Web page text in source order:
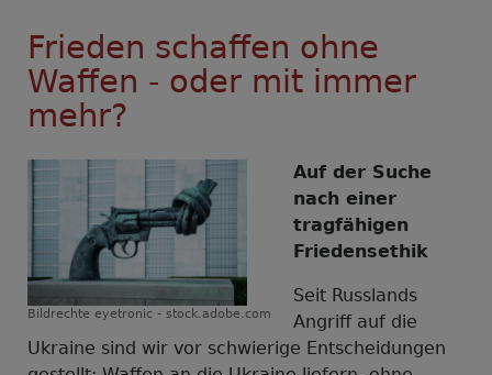
Frieden schaffen ohne
Waffen - oder mit immer
mehr?
Bildrechte eyetronic - stock.adobe.com
Auf der Suche
nach einer
tragfähigen
Friedensethik
Seit Russlands
Angriff auf die
Ukraine sind wir vor schwierige Entscheidungen